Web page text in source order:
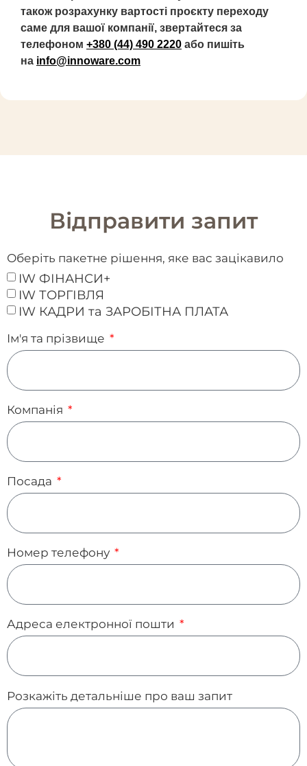
також розрахунку вартості проєкту переходу
саме для вашої компанії, звертайтеся за
телефоном +380 (44) 490 2220 або пишіть
на info@innoware.com
Відправити запит
Оберіть пакетне рішення, яке вас зацікавило
IW ФІНАНСИ+
IW ТОРГІВЛЯ
IW КАДРИ та ЗАРОБІТНА ПЛАТА
Ім'я та прізвище
Компанія
Посада
Номер телефону
Адреса електронної пошти
Розкажіть детальніше про ваш запит